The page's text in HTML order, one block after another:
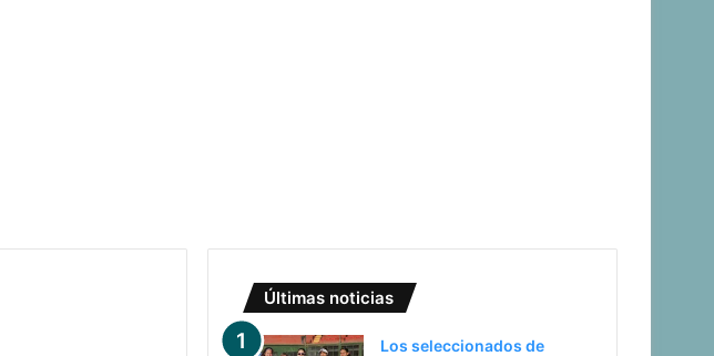
Últimas noticias
Los seleccionados de